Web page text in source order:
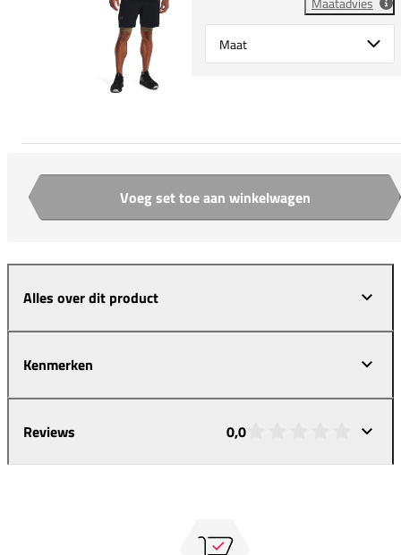
Select {option} for {name}
Aantal Voeg set toe aan winkelwagen
Alles over dit product
Kenmerken
Reviews 0,0